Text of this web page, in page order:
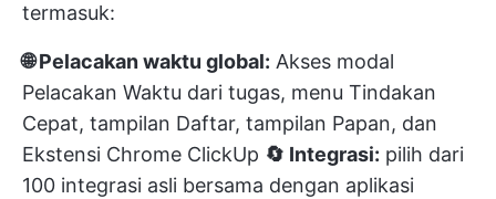
termasuk:
🌐 Pelacakan waktu global: Akses modal
Pelacakan Waktu dari tugas, menu Tindakan
Cepat, tampilan Daftar, tampilan Papan, dan
Ekstensi Chrome ClickUp 🔄 Integrasi: pilih dari
100 integrasi asli bersama dengan aplikasi